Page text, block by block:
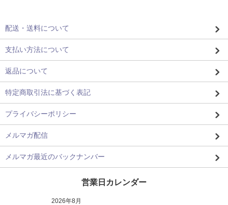
配送・送料について
支払い方法について
返品について
特定商取引法に基づく表記
プライバシーポリシー
メルマガ配信
メルマガ最近のバックナンバー
営業日カレンダー
2026年8月